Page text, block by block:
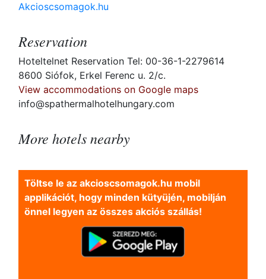
Akcioscsomagok.hu
Reservation
Hoteltelnet Reservation Tel: 00-36-1-2279614
8600 Siófok, Erkel Ferenc u. 2/c.
View accommodations on Google maps
info@spathermalhotelhungary.com
More hotels nearby
Töltse le az akcioscsomagok.hu mobil
applikációt, hogy minden kütyüjén, mobilján
önnel legyen az összes akciós szállás!